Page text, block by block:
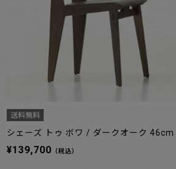
シェーズ トゥ ボワ / ダークオーク 46cm
¥139,700 （税込）